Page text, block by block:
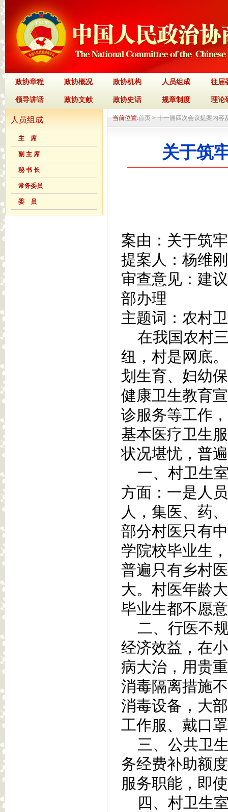
政协章程 政协概况 政协机构 人员组成 往届
领导讲话 政协文献 政协史话 规章制度 理论
人员组成
主 席
副 主 席
秘 书 长
常务委员
委 员
当前位置:首页 > 十一届四次会议提案内容
关于筑
案由：关于筑
提案人：杨维刚
审查意见：建
部办理
主题词：农村
在我国农村
纽，村是网底
划生育、妇幼
健康卫生教育
诊服务等工作
基本医疗卫生
状况堪忧，普
一、村卫生
方面：一是人
人，集医、药
部分村医只有
学院校毕业生
普遍只有乡村
大。村医年龄
毕业生都不愿
二、行医不
经济效益，在
病大治，用贵
消毒隔离措施
消毒设备，大
工作服、戴口
三、公共卫
务经费补助额
服务职能，即
四、村卫生